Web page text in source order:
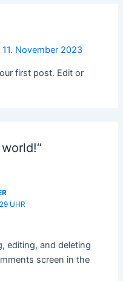
11. November 2023
first post. Edit or
UHR
editing, and deleting
screen in the